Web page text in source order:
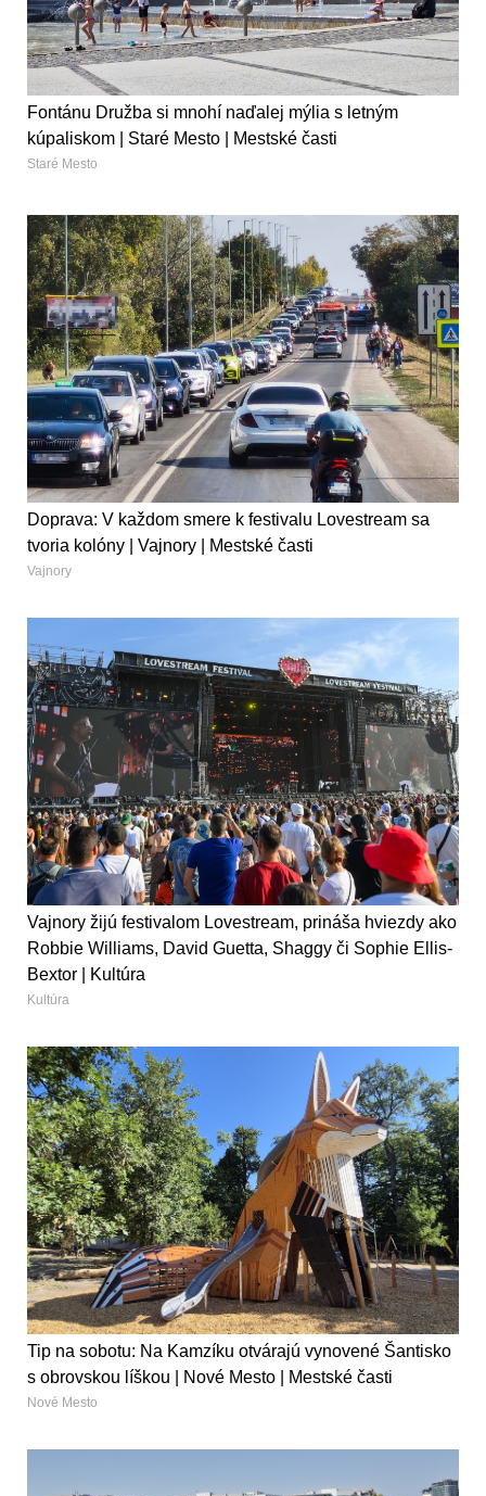
Fontánu Družba si mnohí naďalej mýlia s letným
kúpaliskom | Staré Mesto | Mestské časti
Staré Mesto
Doprava: V každom smere k festivalu Lovestream sa
tvoria kolóny | Vajnory | Mestské časti
Vajnory
Vajnory žijú festivalom Lovestream, prináša hviezdy ako
Robbie Williams, David Guetta, Shaggy či Sophie Ellis-
Bextor | Kultúra
Kultúra
Tip na sobotu: Na Kamzíku otvárajú vynovené Šantisko
s obrovskou líškou | Nové Mesto | Mestské časti
Nové Mesto